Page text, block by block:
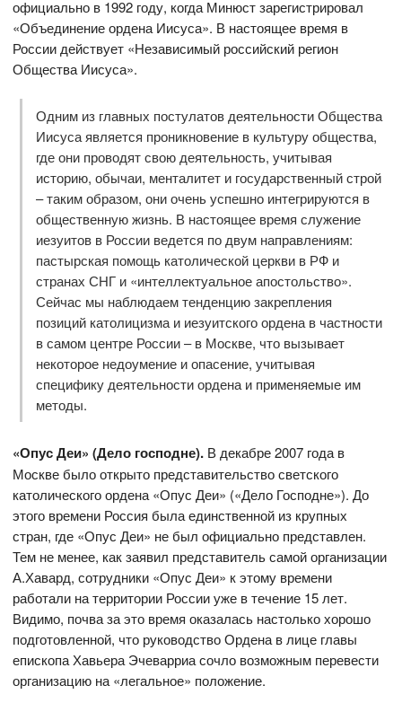
официально в 1992 году, когда Минюст зарегистрировал
«Объединение ордена Иисуса». В настоящее время в
России действует «Независимый российский регион
Общества Иисуса».
Одним из главных постулатов деятельности Общества
Иисуса является проникновение в культуру общества,
где они проводят свою деятельность, учитывая
историю, обычаи, менталитет и государственный строй
– таким образом, они очень успешно интегрируются в
общественную жизнь. В настоящее время служение
иезуитов в России ведется по двум направлениям:
пастырская помощь католической церкви в РФ и
странах СНГ и «интеллектуальное апостольство».
Сейчас мы наблюдаем тенденцию закрепления
позиций католицизма и иезуитского ордена в частности
в самом центре России – в Москве, что вызывает
некоторое недоумение и опасение, учитывая
специфику деятельности ордена и применяемые им
методы.
«Опус Деи» (Дело господне). В декабре 2007 года в
Москве было открыто представительство светского
католического ордена «Опус Деи» («Дело Господне»). До
этого времени Россия была единственной из крупных
стран, где «Опус Деи» не был официально представлен.
Тем не менее, как заявил представитель самой организации
А.Хавард, сотрудники «Опус Деи» к этому времени
работали на территории России уже в течение 15 лет.
Видимо, почва за это время оказалась настолько хорошо
подготовленной, что руководство Ордена в лице главы
епископа Хавьера Эчеварриа сочло возможным перевести
организацию на «легальное» положение.